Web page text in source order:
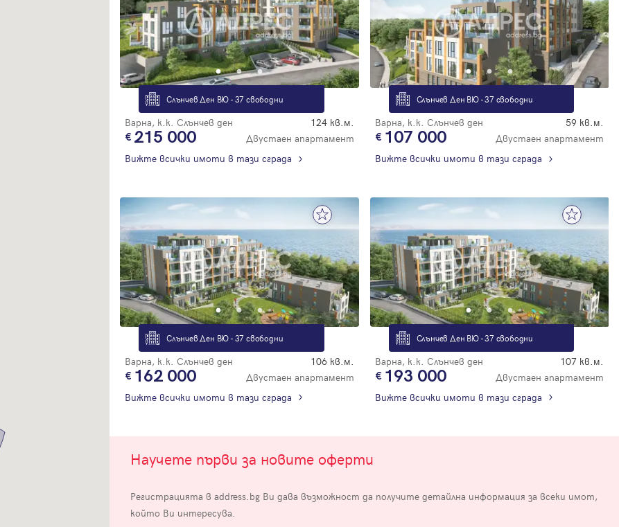
Слънчев Ден ВЮ - 37 свободни
Варна, к.к. Слънчев ден 124 кв.м.
215 000
Двустаен апартамент
Вижте всички имоти в тази сграда
Слънчев Ден ВЮ - 37 свободни
Варна, к.к. Слънчев ден 59 кв.м.
107 000
Двустаен апартамент
Вижте всички имоти в тази сграда
Слънчев Ден ВЮ - 37 свободни
Варна, к.к. Слънчев ден 106 кв.м.
162 000
Двустаен апартамент
Вижте всички имоти в тази сграда
Слънчев Ден ВЮ - 37 свободни
Варна, к.к. Слънчев ден 107 кв.м.
193 000
Двустаен апартамент
Вижте всички имоти в тази сграда
Научете първи за новите оферти
Регистрацията в address.bg Ви дава възможност да получите детайлна информация за всеки имот,
който Ви интересува.
Влезте с профила си, за да разгледате повече снимки и да получите
Продължи с Google
или влезте с имейл